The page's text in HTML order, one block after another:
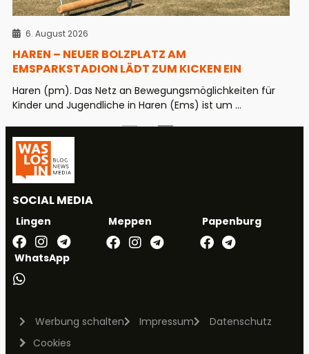
6. August 2026
HAREN – NEUER BOLZPLATZ AM
EMSPARKSTADION LÄDT ZUM KICKEN EIN
Haren (pm). Das Netz an Bewegungsmöglichkeiten für
Kinder und Jugendliche in Haren (Ems) ist um ...
SOCIAL MEDIA
Lingen Meppen Papenburg
WhatsApp
Werbung schalten Impressum
Datenschutz
Cookies